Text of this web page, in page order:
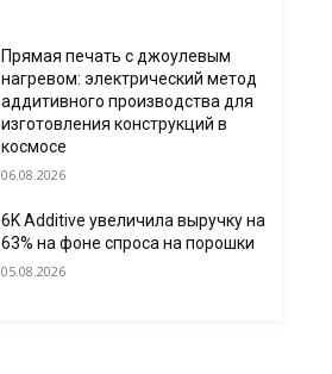
Прямая печать с джоулевым
нагревом: электрический метод
аддитивного производства для
изготовления конструкций в
космосе
06.08.2026
6K Additive увеличила выручку на
63% на фоне спроса на порошки
05.08.2026